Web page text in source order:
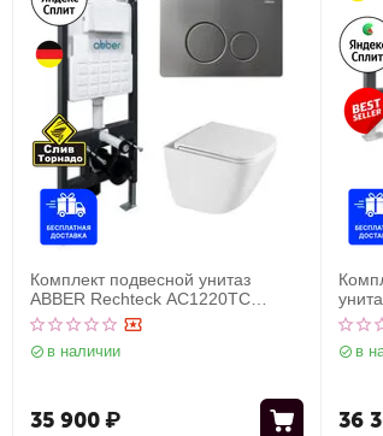
Комплект подвесной унитаз
ABBER Rechteck AC1220TC
белый, с закрытым дном с
инсталляцией AC0105 и кнопкой
AC0121NG оружейная сталь
в наличии
35 900₽
в
36